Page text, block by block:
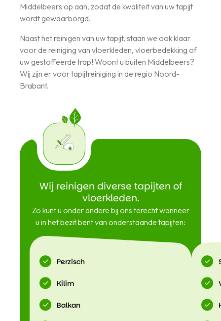
Middelbeers op aan, zodat de kwaliteit van uw tapijt
wordt gewaarborgd.
Naast het reinigen van uw tapijt, staan we ook klaar
voor de reiniging van vloerkleden, vloerbedekking of
uw gestoffeerde trap! Woont u buiten Middelbeers?
Wij zijn er voor tapijtreiniging in de regio Noord-
Brabant.
Wij reinigen diverse tapijten of
vloerkleden.
Zo kunt u onder andere bij ons terecht wanneer
u in het bezit bent van onderstaande tapijten:
Perzisch
Kilim
Balkan